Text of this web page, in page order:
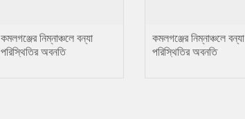
কমলগঞ্জের নিম্নাঞ্চলে বন্যা
পরিস্থিতির অবনতি
কমলগঞ্জের নিম্নাঞ্চলে বন্যা
পরিস্থিতির অবনতি